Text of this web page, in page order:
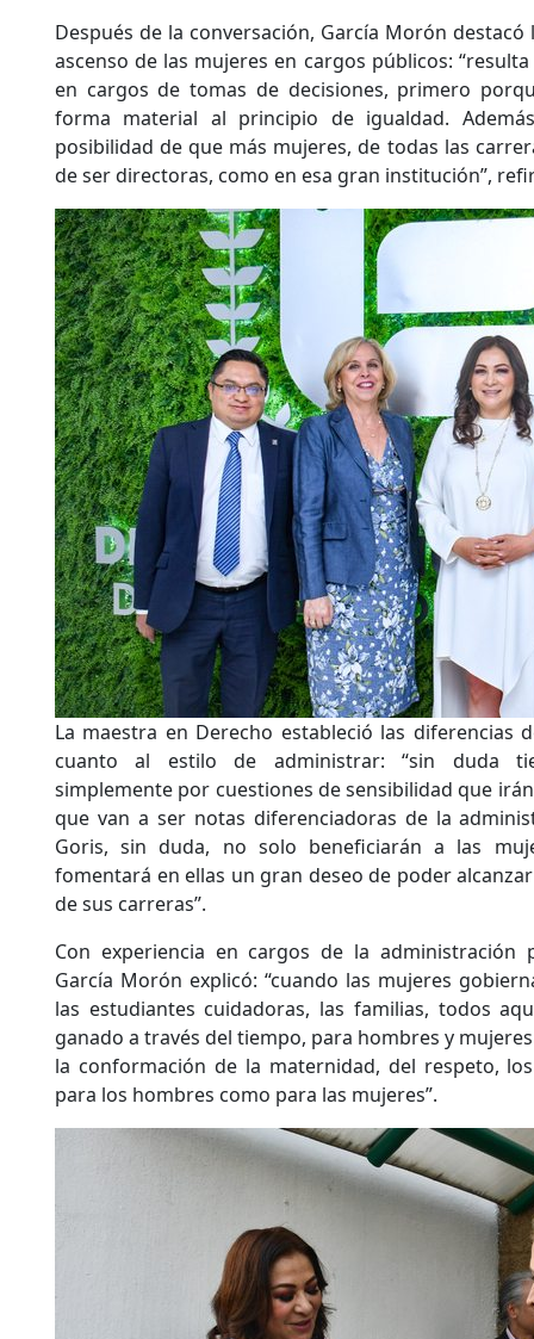
Después de la conversación, García Morón
ascenso de las mujeres en cargos públicos:
en cargos de tomas de decisiones, primero
forma material al principio de igualdad.
posibilidad de que más mujeres, de todas las
de ser directoras, como en esa gran institución”,
La maestra en Derecho estableció las diferencias
cuanto al estilo de administrar: “sin duda
simplemente por cuestiones de sensibilidad que
que van a ser notas diferenciadoras de la
Goris, sin duda, no solo beneficiarán a las
fomentará en ellas un gran deseo de poder
de sus carreras”.
Con experiencia en cargos de la administración
García Morón explicó: “cuando las mujeres
las estudiantes cuidadoras, las familias, todos
ganado a través del tiempo, para hombres y
la conformación de la maternidad, del respeto,
para los hombres como para las mujeres”.